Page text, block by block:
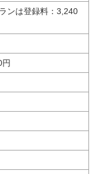
ンは登録料：3,240